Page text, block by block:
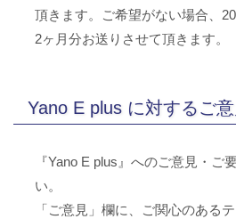
頂きます。ご希望がない場合、
2ヶ月分お送りさせて頂きます。
Yano E plus に対するご
『Yano E plus』へのご意見・ご
い。
「ご意見」欄に、ご関心のある